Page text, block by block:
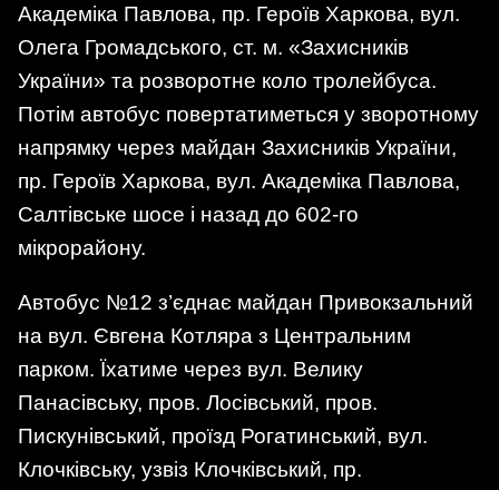
Академіка Павлова, пр. Героїв Харкова, вул.
Олега Громадського, ст. м. «Захисників
України» та розворотне коло тролейбуса.
Потім автобус повертатиметься у зворотному
напрямку через майдан Захисників України,
пр. Героїв Харкова, вул. Академіка Павлова,
Салтівське шосе і назад до 602-го
мікрорайону.
Автобус №12 з’єднає майдан Привокзальний
на вул. Євгена Котляра з Центральним
парком. Їхатиме через вул. Велику
Панасівську, пров. Лосівський, пров.
Пискунівський, проїзд Рогатинський, вул.
Клочківську, узвіз Клочківський, пр.